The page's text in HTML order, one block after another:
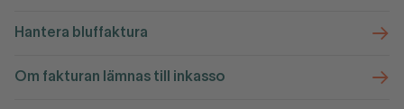
Hantera bluffaktura
Om fakturan lämnas till inkasso